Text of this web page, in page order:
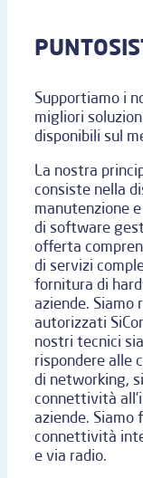
Supportiamo i
migliori
disponibili sul
La nostra
consiste nella
manutenzione
di software
offerta
di servizi
fornitura di
aziende. Siamo
autorizzati
nostri tecnici
rispondere alle
di networking,
connettività
aziende. Siamo
connettività
e via radio.